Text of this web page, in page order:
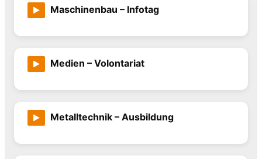
Maschinenbau – Infotag
Medien – Volontariat
Metalltechnik – Ausbildung